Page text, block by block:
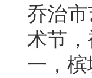
乔治
术节
一，